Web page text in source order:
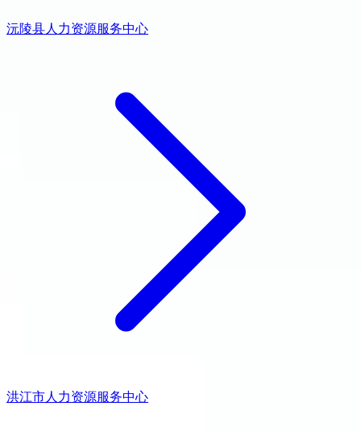
沅陵县人力资源服务中心
洪江市人力资源服务中心